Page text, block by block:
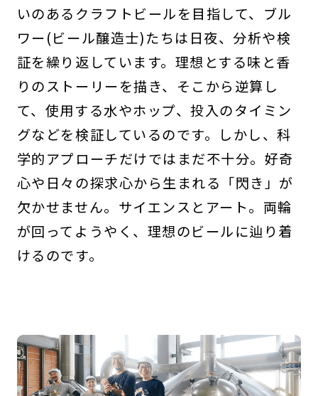
いのあるクラフトビールを目指して、ブル
ワー(ビール醸造士)たちは日夜、分析や検
証を繰り返しています。理想とする味と香
りのストーリーを描き、そこから逆算し
て、使用する水やホップ、投入のタイミン
グなどを検証しているのです。しかし、科
学的アプローチだけではまだ不十分。好奇
心や日々の探求心から生まれる「閃き」が
欠かせません。サイエンスとアート。両輪
が回ってようやく、理想のビールに辿り着
けるのです。